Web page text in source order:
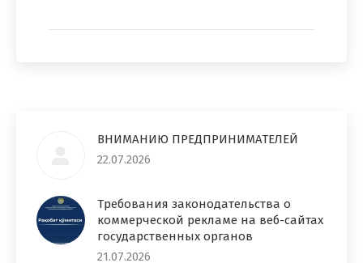
ВНИМАНИЮ ПРЕДПРИНИМАТЕЛЕЙ
22.07.2026
Требования законодательства о
коммерческой рекламе на веб-сайтах
государственных органов
21.07.2026